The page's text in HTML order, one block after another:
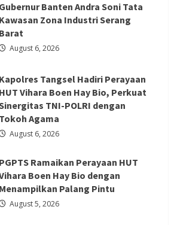
Gubernur Banten Andra Soni Tata
Kawasan Zona Industri Serang
Barat
August 6, 2026
Kapolres Tangsel Hadiri Perayaan
HUT Vihara Boen Hay Bio, Perkuat
TNI-POLRI dengan
Tokoh Agama
August 6, 2026
PGPTS Ramaikan Perayaan HUT
Boen Hay Bio dengan
Menampilkan Palang Pintu
August 5, 2026